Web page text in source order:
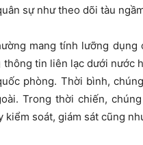
sự như theo dõi tàu
mang tính lưỡng
tin liên lạc dưới nước
phòng. Thời bình,
Trong thời chiến,
kiểm soát, giám sát cũng